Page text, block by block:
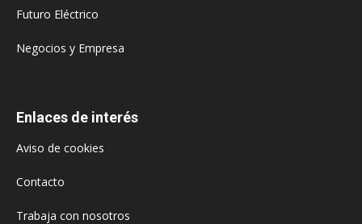
Futuro Eléctrico
Negocios y Empresa
Enlaces de interés
Aviso de cookies
Contacto
Trabaja con nosotros